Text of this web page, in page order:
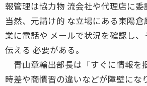
報管理は協力物 流会社や代理店に委
当然、元請け的 な立場にある東陽
業に電話や メールで状況を確認し
伝える 必要がある。
青山章輸出部長は「すぐに情報を
時差や商慣習の違いなどが障壁にな